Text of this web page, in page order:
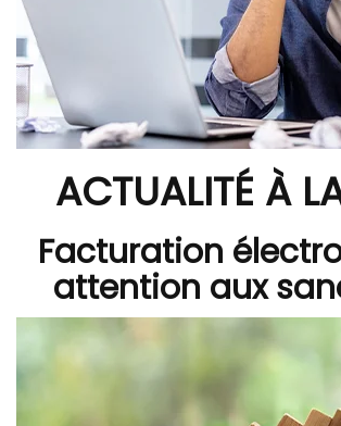
ACTUALITÉ À
Facturation
attention aux